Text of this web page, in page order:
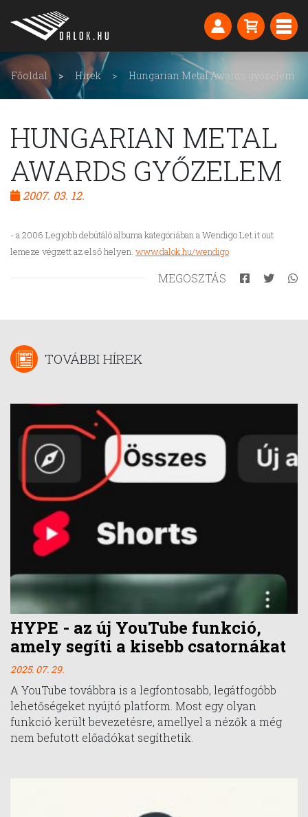
Főoldal Hírek Hungarian Metal Awards győzelem
HUNGARIAN METAL
AWARDS GYŐZELEM
2007. 03. 12.
- a 2006 Legjobb debütáló albuma kategóriában a Wendigo Let it out
lemeze végzett az első helyen. www.dalok.hu/wendigo
MEGOSZTÁS
TOVÁBBI HÍREK
HYPE - az új YouTube funkció,
amely segíti a kisebb csatornákat
2025. 07. 29.
A YouTube továbbra is a legfontosabb, legátfogóbb
lehetőségeket nyújtó platform. Most egy olyan
funkció került bevezetésre, amellyel a nézők a még
nem befutott előadókat segíthetik.